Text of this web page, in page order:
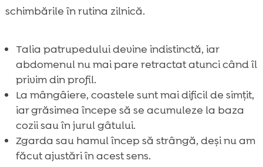
schimbările în rutina zilnică.
Talia patrupedului devine indistinctă, iar
abdomenul nu mai pare retractat atunci când îl
privim din profil.
La mângâiere, coastele sunt mai dificil de simțit,
iar grăsimea începe să se acumuleze la baza
cozii sau în jurul gâtului.
Zgarda sau hamul încep să strângă, deși nu am
făcut ajustări în acest sens.